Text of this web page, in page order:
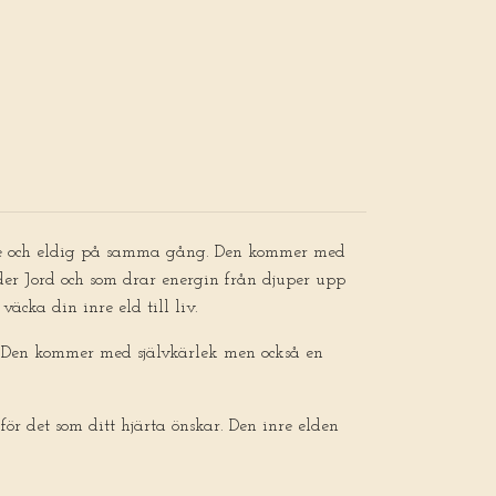
eldig på samma gång. Den kommer med
Jord och som drar energin från djuper upp
väcka din inre eld till liv.
kommer med självkärlek men också en
det som ditt hjärta önskar. Den inre elden